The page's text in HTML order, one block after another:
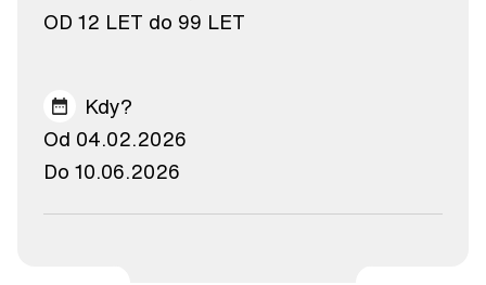
OD 12 LET do 99 LET
Kdy?
Od 04.02.2026
Do 10.06.2026